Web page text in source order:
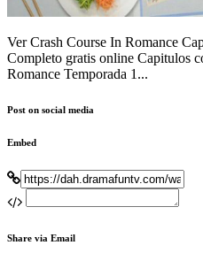
Ver Crash Course In Romance
Completo gratis online Capitulos
Romance Temporada 1...
Post on social media
Embed
Share via Email